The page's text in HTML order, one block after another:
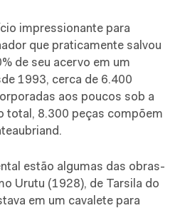
impressionante para
que praticamente salvou
de seu acervo em um
1993, cerca de 6.400
aos poucos sob a
total, 8.300 peças compõem
estão algumas das obras-
Urutu (1928), de Tarsila do
em um cavalete para